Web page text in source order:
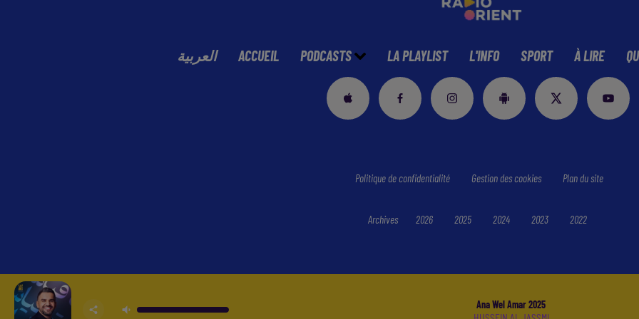
العربية ACCUEIL PODCASTS LA PLAYLIST L'INFO SPORT À LIRE
Ana Wel Amar 2025
Politique de confidentialité Gestion des cookies Plan du site
Archives 2026 2025 2024 2023 2022